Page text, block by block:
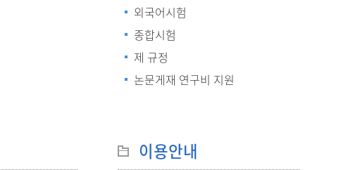
외국어시험
종합시험
제 규정
논문게재 연구비 지원
이용안내